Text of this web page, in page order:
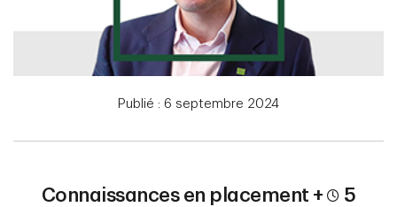
Publié : 6 septembre 2024
Connaissances en placement +
5